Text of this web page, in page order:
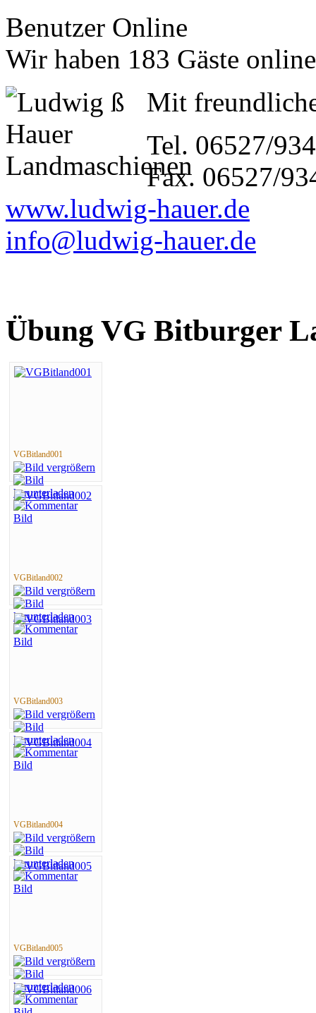
Benutzer Online
Wir haben 183 Gäste online
Mit
Tel. 06527/
Fax. 06527/
www.ludwig-hauer.de
info@ludwig-hauer.de
Übung VG Bitburger
VGBitland001
VGBitland002
VGBitland003
VGBitland004
VGBitland005